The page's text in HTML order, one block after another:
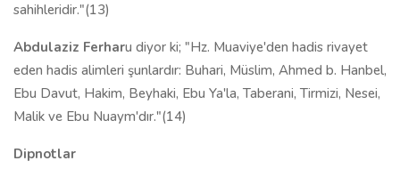
sahihleridir."(13)
Abdulaziz Ferharu diyor ki; "Hz. Muaviye'den hadis rivayet
eden hadis alimleri şunlardır: Buhari, Müslim, Ahmed b. Hanbel,
Ebu Davut, Hakim, Beyhaki, Ebu Ya'la, Taberani, Tirmizi, Nesei,
Malik ve Ebu Nuaym'dır."(14)
Dipnotlar